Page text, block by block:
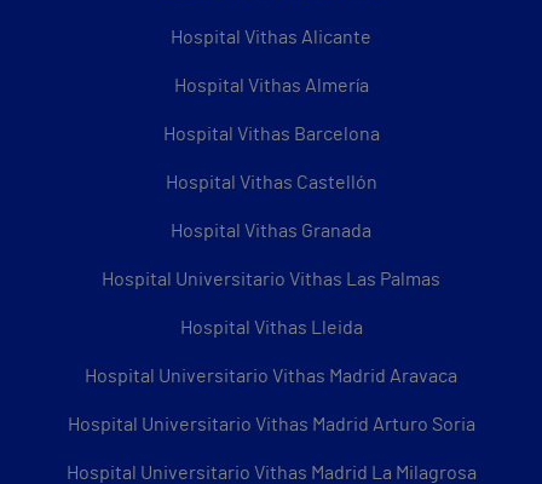
Hospital Vithas Alicante
Hospital Vithas Almería
Hospital Vithas Barcelona
Hospital Vithas Castellón
Hospital Vithas Granada
Hospital Universitario Vithas Las Palmas
Hospital Vithas Lleida
Hospital Universitario Vithas Madrid Aravaca
Hospital Universitario Vithas Madrid Arturo Soria
Hospital Universitario Vithas Madrid La Milagrosa